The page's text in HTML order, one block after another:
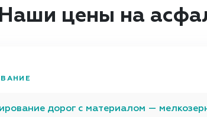
Наши цены на
дорог с материалом —